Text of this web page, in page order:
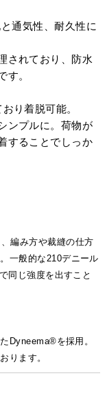
通気性、耐久性に
されており、防水
す。
り着脱可能。
ンプルに。荷物が
することでしっか
編み方や裁縫の仕方
一般的な210デニール
同じ強度を出すこと
Dyneema®を採用。
ります。